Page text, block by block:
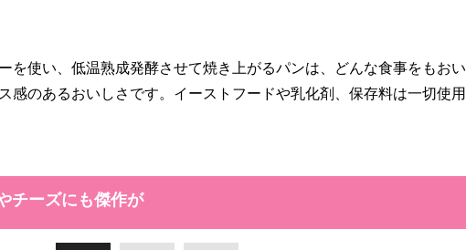
を使い、低温熟成発酵させて焼き上がるパンは、どんな食事をもおい
感のあるおいしさです。イーストフードや乳化剤、保存料は一切使用
チーズにも傑作が